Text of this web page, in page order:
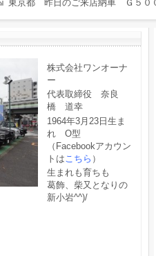
東京都 昨日のご来店納車 Ｇ５０
株式会社ワンオーナ
ー
代表取締役 奈良
橋 道幸
1964年3月23日生ま
れ O型
（Facebookアカウン
トは こちら ）
生まれも育ちも
葛飾、柴又となりの
新小岩^^)/